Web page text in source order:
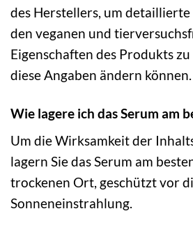
des Herstellers, um
den veganen und
Eigenschaften des Produkts
diese Angaben ändern können.
Wie lagere ich das Serum am
Um die Wirksamkeit der
lagern Sie das Serum am
trockenen Ort, geschützt vor
Sonneneinstrahlung.